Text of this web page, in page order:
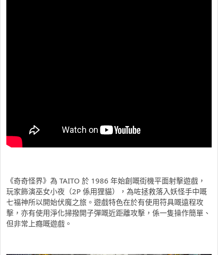
《奇奇怪界》為 TAITO 於 1986 年始創嘅街機平面射擊遊戲，
玩家飾演巫女小夜（2P 係用狸貓），為咗拯救落入妖怪手中嘅
七福神所以開始伏魔之旅。遊戲特色在於有使用符具嘅遠程攻
擊，亦有使用淨化掃撥開子彈嘅近距離攻擊，係一隻操作簡單、
但非常上癮嘅遊戲。